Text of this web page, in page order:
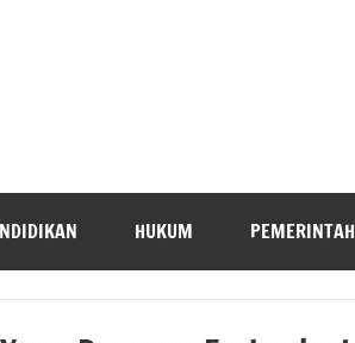
HUKUM